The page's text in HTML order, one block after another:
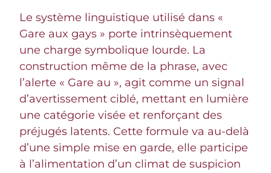
Le système linguistique utilisé dans «
Gare aux gays » porte intrinsèquement
une charge symbolique lourde. La
construction même de la phrase, avec
l’alerte « Gare au », agit comme un signal
d’avertissement ciblé, mettant en lumière
une catégorie visée et renforçant des
préjugés latents. Cette formule va au-delà
d’une simple mise en garde, elle participe
à l’alimentation d’un climat de suspicion